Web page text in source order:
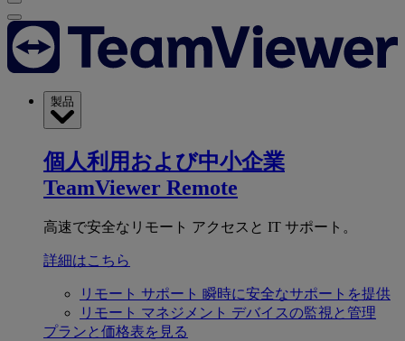
製品
個人利用および中小企業
TeamViewer Remote
高速で安全なリモート アクセスと IT サポート。
詳細はこちら
リモート サポート 瞬時に安全なサポートを提供
リモート マネジメント デバイスの監視と管理
プランと価格表を見る